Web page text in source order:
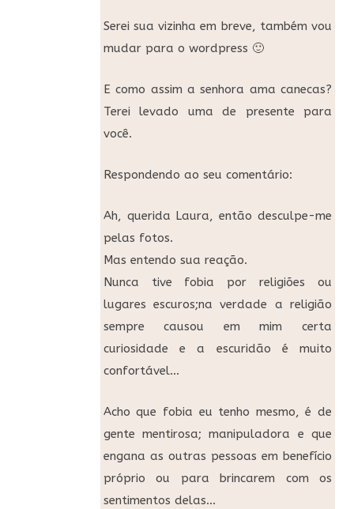
Serei sua vizinha em breve, também vou
mudar para o wordpress 🙂
E como assim a senhora ama canecas?
Terei levado uma de presente para
você.
Respondendo ao seu comentário:
Ah, querida Laura, então desculpe-me
pelas fotos.
Mas entendo sua reação.
Nunca tive fobia por religiões ou
lugares escuros;na verdade a religião
sempre causou em mim certa
curiosidade e a escuridão é muito
confortável…
Acho que fobia eu tenho mesmo, é de
gente mentirosa; manipuladora e que
engana as outras pessoas em benefício
próprio ou para brincarem com os
sentimentos delas…